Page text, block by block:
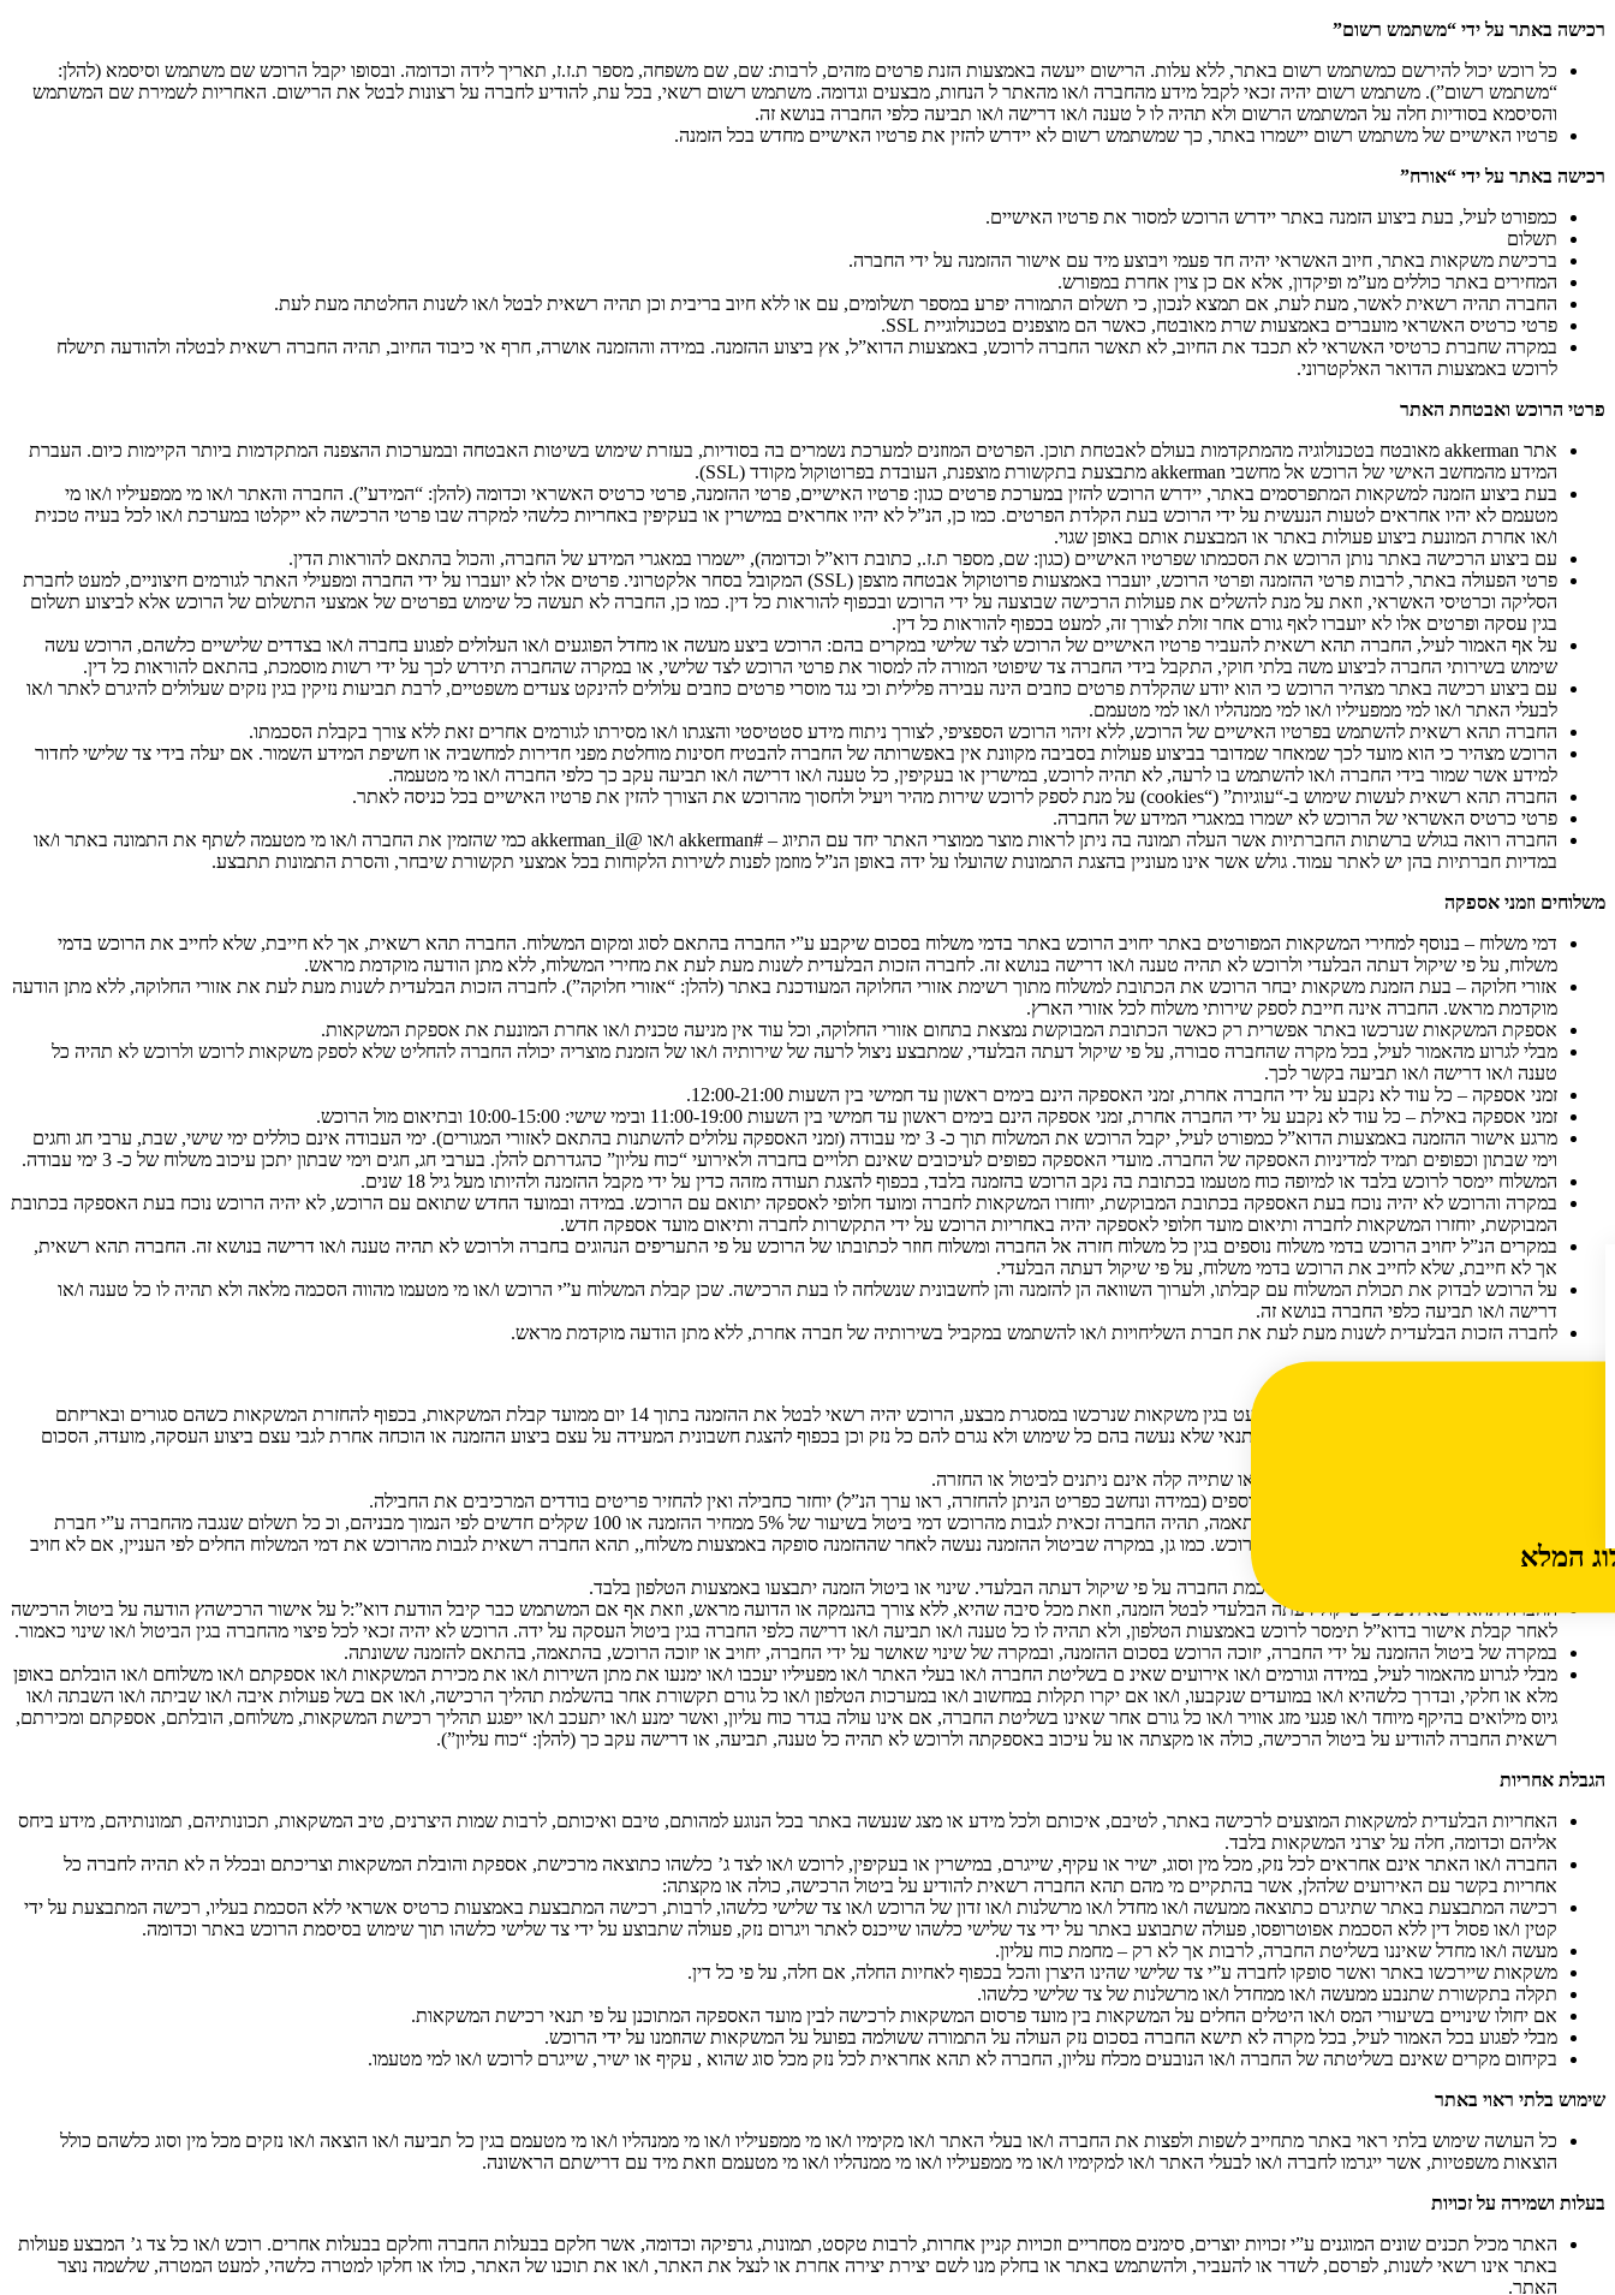
המלא
רכישה באתר על ידי “משתמש רשום”
כל רוכש יכול להירשם כמשתמש רשום באתר, ללא עלות. הרישום ייעשה באמצעות הזנת פרטים מזהים, לרבות: שם, שם משפחה, מספר ת.ז.ז, תאריך לידה וכדומה. ובסופו יקבל הרוכש שם משתמש וסיסמא (להלן:
“משתמש רשום”). משתמש רשום יהיה זכאי לקבל מידע מהחברה ו/או מהאתר ל הנחות, מבצעים וגדומה. משתמש רשום רשאי, בכל עת, להודיע לחברה על רצונות לבטל את הרישום. האחריות לשמירת שם המשתמש
והסיסמא בסודיות חלה על המשתמש הרשום ולא תהיה לו ל טענה ו/או דרישה ו/או תביעה כלפי החברה בנושא זה.
פרטיו האישיים של משתמש רשום יישמרו באתר, כך שמשתמש רשום לא יידרש להזין את פרטיו האישיים מחדש בכל הזמנה.
רכישה באתר על ידי “אורח”
כמפורט לעיל, בעת ביצוע הזמנה באתר יידרש הרוכש למסור את פרטיו האישיים.
תשלום
ברכישת משקאות באתר, חיוב האשראי יהיה חד פעמי ויבוצע מיד עם אישור ההזמנה על ידי החברה.
המחירים באתר כוללים מע”מ ופיקדון, אלא אם כן צוין אחרת במפורש.
החברה תהיה רשאית לאשר, מעת לעת, אם תמצא לנכון, כי תשלום התמורה יפרע במספר תשלומים, עם או ללא חיוב בריבית וכן תהיה רשאית לבטל ו/או לשנות החלטתה מעת לעת.
פרטי כרטיס האשראי מועברים באמצעות שרת מאובטח, כאשר הם מוצפנים בטכנולוגיית SSL.
במקרה שחברת כרטיסי האשראי לא תכבד את החיוב, לא תאשר החברה לרוכש, באמצעות הדוא”ל, אץ ביצוע ההזמנה. במידה וההזמנה אושרה, חרף אי כיבוד החיוב, תהיה החברה רשאית לבטלה ולהודעה תישלח
לרוכש באמצעות הדואר האלקטרוני.
פרטי הרוכש ואבטחת האתר
אתר akkerman מאובטח בטכנולוגיה מהמתקדמות בעולם לאבטחת תוכן. הפרטים המוזנים למערכת נשמרים בה בסודיות, בעזרת שימוש בשיטות האבטחה ובמערכות ההצפנה המתקדמות ביותר הקיימות כיום. העברת
המידע מהמחשב האישי של הרוכש אל מחשבי akkerman מתבצעת בתקשורת מוצפנת, העובדת בפרוטוקול מקודד (SSL).
בעת ביצוע הזמנה למשקאות המתפרסמים באתר, יידרש הרוכש להזין במערכת פרטים כגון: פרטיו האישיים, פרטי ההזמנה, פרטי כרטיס האשראי וכדומה (להלן: “המידע”). החברה והאתר ו/או מי ממפעיליו ו/או מי
מטעמם לא יהיו אחראים לטעות הנעשית על ידי הרוכש בעת הקלדת הפרטים. כמו כן, הנ”ל לא יהיו אחראים במישרין או בעקיפין באחריות כלשהי למקרה שבו פרטי הרכישה לא ייקלטו במערכת ו/או לכל בעיה טכנית
ו/או אחרת המונעת ביצוע פעולות באתר או המבצעת אותם באופן שגוי.
עם ביצוע הרכישה באתר נותן הרוכש את הסכמתו שפרטיו האישיים (כגון: שם, מספר ת.ז., כתובת דוא”ל וכדומה), יישמרו במאגרי המידע של החברה, והכול בהתאם להוראות הדין.
פרטי הפעולה באתר, לרבות פרטי ההזמנה ופרטי הרוכש, יועברו באמצעות פרוטוקול אבטחה מוצפן (SSL) המקובל בסחר אלקטרוני. פרטים אלו לא יועברו על ידי החברה ומפעילי האתר לגורמים חיצוניים, למעט לחברת
הסליקה וכרטיסי האשראי, וזאת על מנת להשלים את פעולות הרכישה שבוצעה על ידי הרוכש ובכפוף להוראות כל דין. כמו כן, החברה לא תעשה כל שימוש בפרטים של אמצעי התשלום של הרוכש אלא לביצוע תשלום
בגין עסקה ופרטים אלו לא יועברו לאף גורם אחר זולת לצורך זה, למעט בכפוף להוראות כל דין.
על אף האמור לעיל, החברה תהא רשאית להעביר פרטיו האישיים של הרוכש לצד שלישי במקרים בהם: הרוכש ביצע מעשה או מחדל הפוגעים ו/או העלולים לפגוע בחברה ו/או בצדדים שלישיים כלשהם, הרוכש עשה
שימוש בשירותי החברה לביצוע משה בלתי חוקי, התקבל בידי החברה צד שיפוטי המורה לה למסור את פרטי הרוכש לצד שלישי, או במקרה שהחברה תידרש לכך על ידי רשות מוסמכת, בהתאם להוראות כל דין.
עם ביצוע רכישה באתר מצהיר הרוכש כי הוא יודע שהקלדת פרטים כוזבים הינה עבירה פלילית וכי נגד מוסרי פרטים כוזבים עלולים להינקט צעדים משפטיים, לרבת תביעות נזיקין בגין נזקים שעלולים להיגרם לאתר ו/או
לבעלי האתר ו/או למי ממפעיליו ו/או למי ממנהליו ו/או למי מטעמם.
החברה תהא רשאית להשתמש בפרטיו האישיים של הרוכש, ללא זיהוי הרוכש הספציפי, לצורך ניתוח מידע סטטיסטי והצגתו ו/או מסירתו לגורמים אחרים זאת ללא צורך בקבלת הסכמתו.
הרוכש מצהיר כי הוא מועד לכך שמאחר שמדובר בביצוע פעולות בסביבה מקוונת אין באפשרותה של החברה להבטיח חסינות מוחלטת מפני חדירות למחשביה או חשיפת המידע השמור. אם יעלה בידי צד שלישי לחדור
למידע אשר שמור בידי החברה ו/או להשתמש בו לרעה, לא תהיה לרוכש, במישרין או בעקיפין, כל טענה ו/או דרישה ו/או תביעה עקב כך כלפי החברה ו/או מי מטעמה.
החברה תהא רשאית לעשות שימוש ב-“עוגיות” (“cookies) על מנת לספק לרוכש שירות מהיר ויעיל ולחסוך מהרוכש את הצורך להזין את פרטיו האישיים בכל כניסה לאתר.
פרטי כרטיס האשראי של הרוכש לא ישמרו במאגרי המידע של החברה.
החברה רואה בגולש ברשתות החברתיות אשר העלה תמונה בה ניתן לראות מוצר ממוצרי האתר יחד עם התיוג – #akkerman ו/או @akkerman_il כמי שהזמין את החברה ו/או מי מטעמה לשתף את התמונה באתר ו/או
במדיות חברתיות בהן יש לאתר עמוד. גולש אשר אינו מעוניין בהצגת התמונות שהועלו על ידה באופן הנ”ל מוזמן לפנות לשירות הלקוחות בכל אמצעי תקשורת שיבחר, והסרת התמונות תתבצע.
משלוחים וזמני אספקה
דמי משלוח – בנוסף למחירי המשקאות המפורטים באתר יחויב הרוכש באתר בדמי משלוח בסכום שיקבע ע”י החברה בהתאם לסוג ומקום המשלוח. החברה תהא רשאית, אך לא חייבת, שלא לחייב את הרוכש בדמי
משלוח, על פי שיקול דעתה הבלעדי ולרוכש לא תהיה טענה ו/או דרישה בנושא זה. לחברה הזכות הבלעדית לשנות מעת לעת את מחירי המשלוח, ללא מתן הודעה מוקדמת מראש.
אזורי חלוקה – בעת הזמנת משקאות יבחר הרוכש את הכתובת למשלוח מתוך רשימת אזורי החלוקה המעודכנת באתר (להלן: “אזורי חלוקה”). לחברה הזכות הבלעדית לשנות מעת לעת את אזורי החלוקה, ללא מתן הודעה
מוקדמת מראש. החברה אינה חייבת לספק שירותי משלוח לכל אזורי הארץ.
אספקת המשקאות שנרכשו באתר אפשרית רק כאשר הכתובת המבוקשת נמצאת בתחום אזורי החלוקה, וכל עוד אין מניעה טכנית ו/או אחרת המונעת את אספקת המשקאות.
מבלי לגרוע מהאמור לעיל, בכל מקרה שהחברה סבורה, על פי שיקול דעתה הבלעדי, שמתבצע ניצול לרעה של שירותיה ו/או של הזמנת מוצריה יכולה החברה להחליט שלא לספק משקאות לרוכש ולרוכש לא תהיה כל
טענה ו/או דרישה ו/או תביעה בקשר לכך.
זמני אספקה – כל עוד לא נקבע על ידי החברה אחרת, זמני האספקה הינם בימים ראשון עד חמישי בין השעות 12:00-21:00.
זמני אספקה באילת – כל עוד לא נקבע על ידי החברה אחרת, זמני אספקה הינם בימים ראשון עד חמישי בין השעות 11:00-19:00 ובימי שישי: 10:00-15:00 ובתיאום מול הרוכש.
מרגע אישור ההזמנה באמצעות הדוא”ל כמפורט לעיל, יקבל הרוכש את המשלוח תוך כ- 3 ימי עבודה (זמני האספקה עלולים להשתנות בהתאם לאזורי המגורים). ימי העבודה אינם כוללים ימי שישי, שבת, ערבי חג וחגים
וימי שבתון וכפופים תמיד למדיניות האספקה של החברה. מועדי האספקה כפופים לעיכובים שאינם תלויים בחברה ולאירועי “כוח עליון” כהגדרתם להלן. בערבי חג, חגים וימי שבתון יתכן עיכוב משלוח של כ- 3 ימי עבודה.
המשלוח יימסר לרוכש בלבד או למיופה כוח מטעמו בכתובת בה נקב הרוכש בהזמנה בלבד, בכפוף להצגת תעודה מזהה כדין על ידי מקבל ההזמנה ולהיותו מעל גיל 18 שנים.
במקרה והרוכש לא יהיה נוכח בעת האספקה בכתובת המבוקשת, יוחזרו המשקאות לחברה ומועד חלופי לאספקה יתואם עם הרוכש. במידה ובמועד החדש שתואם עם הרוכש, לא יהיה הרוכש נוכח בעת האספקה בכתובת
המבוקשת, יוחזרו המשקאות לחברה ותיאום מועד חלופי לאספקה יהיה באחריות הרוכש על ידי התקשרות לחברה ותיאום מועד אספקה חדש.
במקרים הנ”ל יחויב הרוכש בדמי משלוח נוספים בגין כל משלוח חזרה אל החברה ומשלוח חוזר לכתובתו של הרוכש על פי התעריפים הנהוגים בחברה ולרוכש לא תהיה טענה ו/או דרישה בנושא זה. החברה תהא רשאית,
אך לא חייבת, שלא לחייב את הרוכש בדמי משלוח, על פי שיקול דעתה הבלעדי.
על הרוכש לבדוק את תכולת המשלוח עם קבלתו, ולערוך השוואה הן להזמנה והן לחשבונית שנשלחה לו בעת הרכישה. שכן קבלת המשלוח ע”י הרוכש ו/או מי מטעמו מהווה הסכמה מלאה ולא תהיה לו כל טענה ו/או
דרישה ו/או תביעה כלפי החברה בנושא זה.
לחברה הזכות הבלעדית לשנות מעת לעת את חברת השליחויות ו/או להשתמש במקביל בשירותיה של חברה אחרת, ללא מתן הודעה מוקדמת מראש.
למעט בגין סוגי משקאות שיפורטו להלן ולמעט בגין משקאות שנרכשו במסגרת מבצע, הרוכש יהיה רשאי לבטל את ההזמנה בתוך 14 יום ממועד קבלת המשקאות, בכפוף להחזרת המשקאות כשהם סגורים ובאריזתם
המקורית כשזו לא נפתחה ו/או לא נפגמה, בתנאי שלא נעשה בהם כל שימוש ולא נגרם להם כל נזק וכן בכפוף להצגת חשבונית המעידה על עצם ביצוע ההזמנה או הוכחה אחרת לגבי עצם ביצוע העסקה, מועדה, הסכום
על אף האמור לעיל, הזמנת יין לסוגיו, בירה או שתייה קלה אינם ניתנים לביטול או החזרה.
פריט אשר נרכש כחבילה יחד עם פריטים נוספים (במידה ונחשב כפריט הניתן להחזרה, ראו ערך הנ”ל) יוחזר כחבילה ואין להחזיר פריטים בודדים המרכיבים את החבילה.
במידה וביטול ההזמנה אינו עב פגם או אי התאמה, תהיה החברה זכאית לגבות מהרוכש דמי ביטול בשיעור של 5% ממחיר ההזמנה או 100 שקלים חדשים לפי הנמוך מבניהם, וכ כל תשלום שנגבה מהחברה ע”י חברת
האשראי בגין סליקת כרטיס האשראי של הרוכש. כמו גן, במקרה שביטול ההזמנה נעשה לאחר שההזמנה סופקה באמצעות משלוח,, תהא החברה רשאית לגבות מהרוכש את דמי המשלוח החלים לפי העניין, אם לא חויב
בגין המשלוח.
שינוי הזמנה על ידי הרוכש יהיה כפוף להסכמת החברה על פי שיקול דעתה הבלעדי. שינוי או ביטול הזמנה יתבצעו באמצעות הטלפון בלבד.
החברה תהא רשאית על פי שיקול דעתה הבלעדי לבטל הזמנה, וזאת מכל סיבה שהיא, ללא צורך בהנמקה או הדועה מראש, וזאת אף אם המשתמש כבר קיבל הודעת דוא”:ל על אישור הרכישהץ הודעה על ביטול הרכישה
לאחר קבלת אישור בדוא”ל תימסר לרוכש באמצעות הטלפון, ולא תהיה לו כל טענה ו/או תביעה ו/או דרישה כלפי החברה בגין ביטול העסקה על ידה. הרוכש לא יהיה זכאי לכל פיצוי מהחברה בגין הביטול ו/או שינוי כאמור.
במקרה של ביטול ההזמנה על ידי החברה, יזוכה הרוכש בסכום ההזמנה, ובמקרה של שינוי שאושר על ידי החברה, יחויב או יזוכה הרוכש, בהתאמה, בהתאם להזמנה ששונתה.
מבלי לגרוע מהאמור לעיל, במידה וגורמים ו/או אירועים שאינ ם בשליטת החברה ו/או בעלי האתר ו/או מפעיליו יעכבו ו/או ימנעו את מתן השירות ו/או את מכירת המשקאות ו/או אספקתם ו/או משלוחם ו/או הובלתם באופן
מלא או חלקי, ובדרך כלשהיא ו/או במועדים שנקבעו, ו/או אם יקרו תקלות במחשוב ו/או במערכות הטלפון ו/או כל גורם תקשורת אחר בהשלמת תהליך הרכישה, ו/או אם בשל פעולות איבה ו/או שביתה ו/או השבתה ו/או
גיוס מילואים בהיקף מיוחד ו/או פגעי מזג אוויר ו/או כל גורם אחר שאינו בשליטת החברה, אם אינו עולה בגדר כוח עליון, ואשר ימנע ו/או יתעכב ו/או ייפגע תהליך רכישת המשקאות, משלוחם, הובלתם, אספקתם ומכירתם,
רשאית החברה להודיע על ביטול הרכישה, כולה או מקצתה או על עיכוב באספקתה ולרוכש לא תהיה כל טענה, תביעה, או דרישה עקב כך (להלן: “כוח עליון”).
הגבלת אחריות
האחריות הבלעדית למשקאות המוצעים לרכישה באתר, לטיבם, איכותם ולכל מידע או מצג שנעשה באתר בכל הנוגע למהותם, טיבם ואיכותם, לרבות שמות היצרנים, טיב המשקאות, תכונותיהם, תמונותיהם, מידע ביחס
אליהם וכדומה, חלה על יצרני המשקאות בלבד.
החברה ו/או האתר אינם אחראים לכל נזק, מכל מין וסוג, ישיר או עקיף, שייגרם, במישרין או בעקיפין, לרוכש ו/או לצד ג’ כלשהו כתוצאה מרכישת, אספקת והובלת המשקאות וצריכתם ובכלל ה לא תהיה לחברה כל
אחריות בקשר עם האירועים שלהלן, אשר בהתקיים מי מהם תהא החברה רשאית להודיע על ביטול הרכישה, כולה או מקצתה:
רכישה המתבצעת באתר שתיגרם כתוצאה ממעשה ו/או מחדל ו/או מרשלנות ו/או זדון של הרוכש ו/או צד שלישי כלשהו, לרבות, רכישה המתבצעת באמצעות כרטיס אשראי ללא הסכמת בעליו, רכישה המתבצעת על ידי
קטין ו/או פסול דין ללא הסכמת אפוטרופסו, פעולה שתבוצע באתר על ידי צד שלישי כלשהו שייכנס לאתר ויגרום נזק, פעולה שתבוצע על ידי צד שלישי כלשהו תוך שימוש בסיסמת הרוכש באתר וכדומה.
מעשה ו/או מחדל שאיננו בשליטת החברה, לרבות אך לא רק – מחמת כוח עליון.
משקאות שיירכשו באתר ואשר סופקו לחברה ע”י צד שלישי שהינו היצרן והכל בכפוף לאחיות החלה, אם חלה, על פי כל דין.
תקלה בתקשורת שתנבע ממעשה ו/או ממחדל ו/או מרשלנות של צד שלישי כלשהו.
אם יחולו שינויים בשיעורי המס ו/או היטלים החלים על המשקאות בין מועד פרסום המשקאות לרכישה לבין מועד האספקה המתוכנן על פי תנאי רכישת המשקאות.
מבלי לפגוע בכל האמור לעיל, בכל מקרה לא תישא החברה בסכום נזק העולה על התמורה ששולמה בפועל על המשקאות שהוזמנו על ידי הרוכש.
בקיחום מקרים שאינם בשליטתה של החברה ו/או הנובעים מכלח עליון, החברה לא תהא אחראית לכל נזק מכל סוג שהוא , עקיף או ישיר, שייגרם לרוכש ו/או למי מטעמו.
שימוש בלתי ראוי באתר
כל העושה שימוש בלתי ראוי באתר מתחייב לשפות ולפצות את החברה ו/או בעלי האתר ו/או מקימיו ו/או מי ממפעיליו ו/או מי ממנהליו ו/או מי מטעמם בגין כל תביעה ו/או הוצאה ו/או נזקים מכל מין וסוג כלשהם כולל
הוצאות משפטיות, אשר ייגרמו לחברה ו/או לבעלי האתר ו/או למקימיו ו/או מי ממפעיליו ו/או מי ממנהליו ו/או מי מטעמם וזאת מיד עם דרישתם הראשונה.
בעלות ושמירה על זכויות
האתר מכיל תכנים שונים המוגנים ע”י זכויות יוצרים, סימנים מסחריים וזכויות קניין אחרות, לרבות טקסט, תמונות, גרפיקה וכדומה, אשר חלקם בבעלות החברה וחלקם בבעלות אחרים. רוכש ו/או כל צד ג’ המבצע פעולות
באתר אינו רשאי לשנות, לפרסם, לשדר או להעביר, ולהשתמש באתר או בחלק מנו לשם יצירת יצירה אחרת או לנצל את האתר, ו/או את תוכנו של האתר, כולו או חלקו למטרה כלשהי, למעט המטרה, שלשמה נוצר
האתר.